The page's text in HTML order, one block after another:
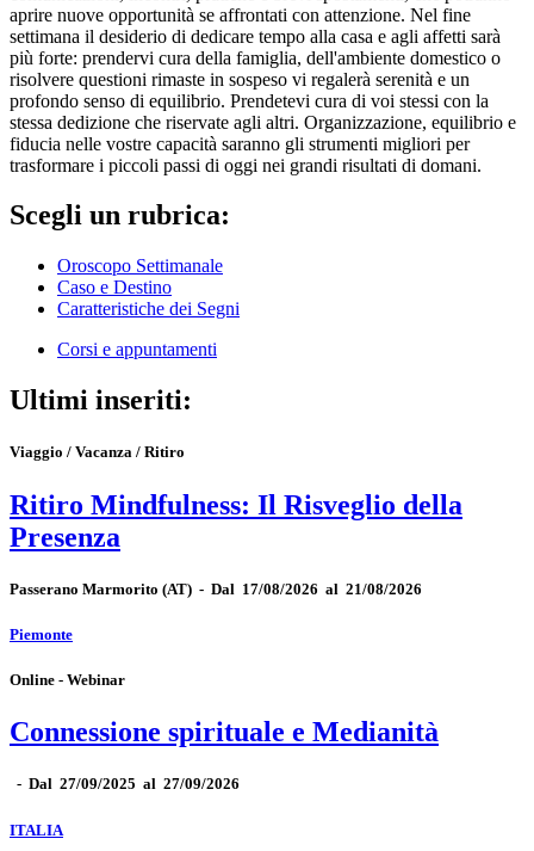
aprire nuove opportunità se affrontati con attenzione. Nel fine
settimana il desiderio di dedicare tempo alla casa e agli affetti sarà
più forte: prendervi cura della famiglia, dell'ambiente domestico o
risolvere questioni rimaste in sospeso vi regalerà serenità e un
profondo senso di equilibrio. Prendetevi cura di voi stessi con la
stessa dedizione che riservate agli altri. Organizzazione, equilibrio e
fiducia nelle vostre capacità saranno gli strumenti migliori per
trasformare i piccoli passi di oggi nei grandi risultati di domani.
Scegli un rubrica:
Oroscopo Settimanale
Caso e Destino
Caratteristiche dei Segni
Corsi e appuntamenti
Ultimi inseriti:
Viaggio / Vacanza / Ritiro
Ritiro Mindfulness: Il Risveglio della
Presenza
Passerano Marmorito (AT) - Dal 17/08/2026 al 21/08/2026
Piemonte
Online - Webinar
Connessione spirituale e Medianità
- Dal 27/09/2025 al 27/09/2026
ITALIA